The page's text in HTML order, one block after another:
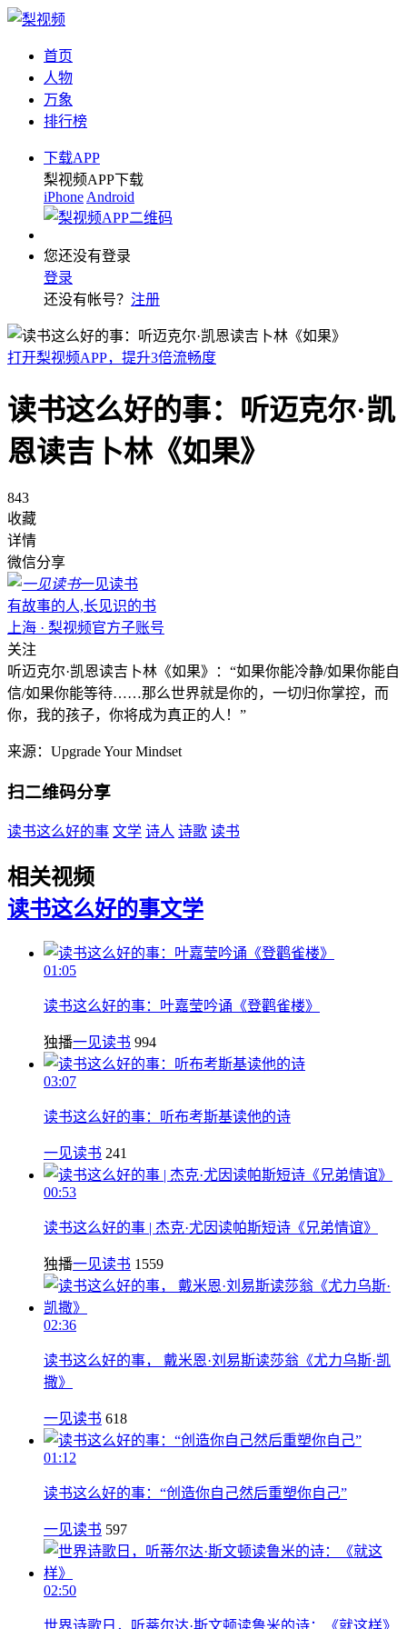
首页
人物
万象
排行榜
下载APP
梨视频APP下载
iPhone Android
您还没有登录
登录
还没有帐号？ 注册
打开梨视频APP，提升3倍流畅度
读书这么好的事：听迈克尔·凯
恩读吉卜林《如果》
843
收藏
详情
微信分享
一见读书
有故事的人,长见识的书
上海 · 梨视频官方子账号
关注
听迈克尔·凯恩读吉卜林《如果》：“如果你能冷静/如果你能自
信/如果你能等待……那么世界就是你的，一切归你掌控，而
你，我的孩子，你将成为真正的人！”
来源：Upgrade Your Mindset
扫二维码分享
读书这么好的事 文学 诗人 诗歌 读书
相关视频
读书这么好的事文学
01:05
读书这么好的事：叶嘉莹吟诵《登鹳雀楼》
独播一见读书 994
03:07
读书这么好的事：听布考斯基读他的诗
一见读书 241
00:53
读书这么好的事 | 杰克·尤因读帕斯短诗《兄弟情谊》
独播一见读书 1559
02:36
读书这么好的事， 戴米恩·刘易斯读莎翁《尤力乌斯·凯
撒》
一见读书 618
01:12
读书这么好的事：“创造你自己然后重塑你自己”
一见读书 597
02:50